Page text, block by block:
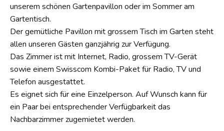
unserem schönen Gartenpavillon oder im Sommer am
Gartentisch.
Der gemütliche Pavillon mit grossem Tisch im Garten steht
allen unseren Gästen ganzjährig zur Verfügung.
Das Zimmer ist mit Internet, Radio, grossem TV-Gerät
sowie einem Swisscom Kombi-Paket für Radio, TV und
Telefon ausgestattet.
Es eignet sich für eine Einzelperson. Auf Wunsch kann für
ein Paar bei entsprechender Verfügbarkeit das
Nachbarzimmer zugemietet werden.